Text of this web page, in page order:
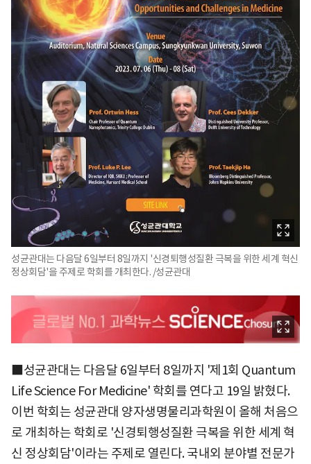
성균관대는 다음달 6일부터 8일까지 '신경퇴행성질환 극복을 위한 세계 혁신
정상회담'을 주제로 학회를 개최한다. /성균관대
■성균관대는 다음달 6일부터 8일까지 '제1회 Quantum
Life Science For Medicine' 학회를 연다고 19일 밝혔다.
이번 학회는 성균관대 양자생명물리과학원이 올해 처음으
로 개최하는 학회로 '신경퇴행성질환 극복을 위한 세계 혁
신 정상회담'이라는 주제로 열린다. 국내외 분야별 전문가